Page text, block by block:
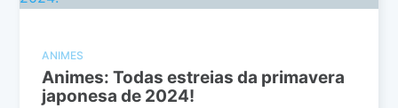
ANIMES
Animes: Todas estreias da primavera
japonesa de 2024!